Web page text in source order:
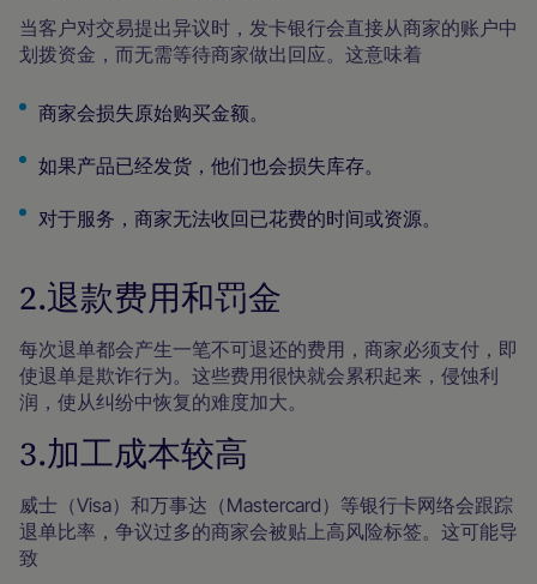
当客户对交易提出异议时，发卡银行会直接从商家的账户中
划拨资金，而无需等待商家做出回应。这意味着
商家会损失原始购买金额。
如果产品已经发货，他们也会损失库存。
对于服务，商家无法收回已花费的时间或资源。
2.退款费用和罚金
每次退单都会产生一笔不可退还的费用，商家必须支付，即
使退单是欺诈行为。这些费用很快就会累积起来，侵蚀利
润，使从纠纷中恢复的难度加大。
3.加工成本较高
威士（Visa）和万事达（Mastercard）等银行卡网络会跟踪
退单比率，争议过多的商家会被贴上高风险标签。这可能导
致